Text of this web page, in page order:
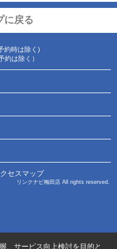
に戻る
約時は除く)
約は除く）
セスマップ
ナビ梅田店 All rights reserved.
、サービス向上検討を目的と